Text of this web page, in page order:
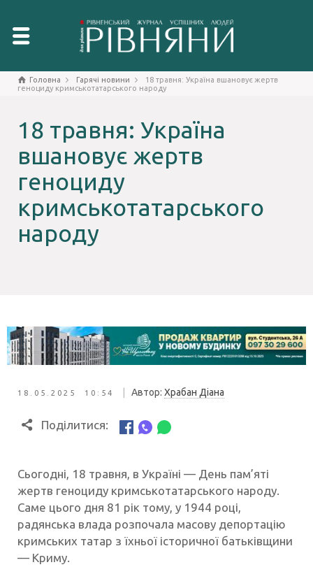
Головна Гарячі новини
18 травня: Україна вшановує жертв
геноциду кримськотатарського народу
18 травня: Україна
вшановує жертв
геноциду
кримськотатарського
народу
18.05.2025 10:54 Автор: Храбан Діана
Поділитися:
Сьогодні, 18 травня, в Україні — День пам’яті
жертв геноциду кримськотатарського народу.
Саме цього дня 81 рік тому, у 1944 році,
радянська влада розпочала масову депортацію
кримських татар з їхньої історичної батьківщини
— Криму.